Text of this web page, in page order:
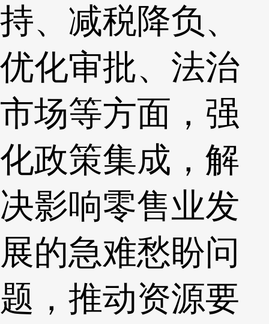
持、减税降负、
优化审批、法治
市场等方面，强
化政策集成，解
决影响零售业发
展的急难愁盼问
题，推动资源要